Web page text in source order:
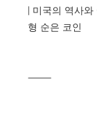
| 미국의 역사와
형 순은 코인
⸻